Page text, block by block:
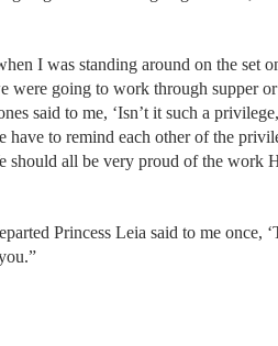
I was standing around on the set
were going to work through supper
said to me, ‘Isn’t it such a
have to remind each other of the
should all be very proud of the work
Princess Leia said to me once,